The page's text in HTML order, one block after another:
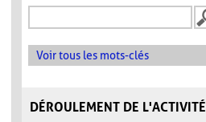
Voir tous les mots-clés
DÉROULEMENT DE L'ACTIVITÉ